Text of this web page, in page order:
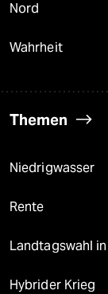
Nord
Wahrheit
Themen
Niedrigwasser
Rente
Landtagswahl
Hybrider Krieg